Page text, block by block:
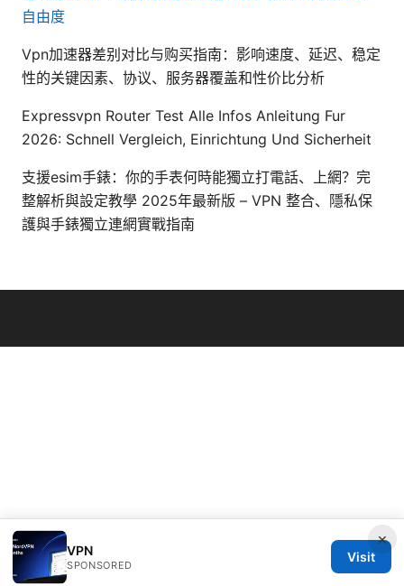
自由度
Vpn加速器差别对比与购买指南：影响速度、延迟、稳定
性的关键因素、协议、服务器覆盖和性价比分析
Expressvpn Router Test Alle Infos Anleitung Fur
2026: Schnell Vergleich, Einrichtung Und Sicherheit
支援esim手錶：你的手表何時能獨立打電話、上網？完
整解析與設定教學 2025年最新版 – VPN 整合、隱私保
護與手錶獨立連網實戰指南
×
VPN
SPONSORED
Visit